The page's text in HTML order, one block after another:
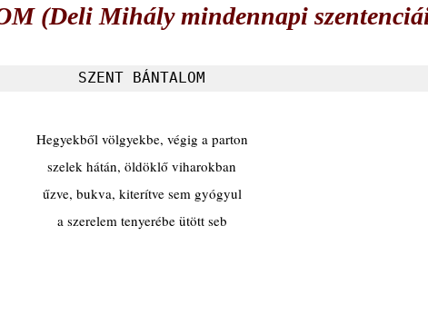
(Deli Mihály mindennapi
SZENT BÁNTALOM
Hegyekből völgyekbe, végig a parton
szelek hátán, öldöklő viharokban
űzve, bukva, kiterítve sem gyógyul
a szerelem tenyerébe ütött seb